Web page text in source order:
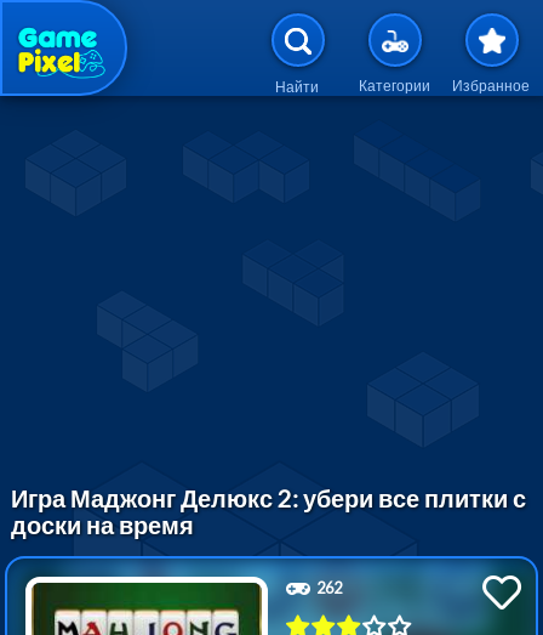
Перейти к основному
Найти Категории Избранное
Игра Маджонг Делюкс 2: убери все плитки с
доски на время
262